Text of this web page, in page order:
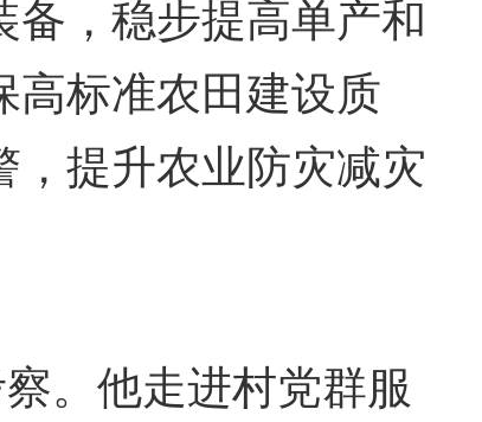
，稳步提高单产和
标准农田建设质
提升农业防灾减灾
。他走进村党群服